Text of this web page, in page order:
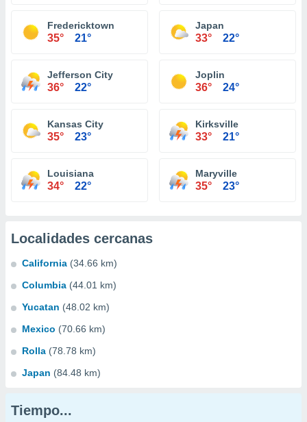
Fredericktown
35° 21°
Japan
33° 22°
Jefferson City
36° 22°
Joplin
36° 24°
Kansas City
35° 23°
Kirksville
33° 21°
Louisiana
34° 22°
Maryville
35° 23°
Localidades cercanas
California (34.66 km)
Columbia (44.01 km)
Yucatan (48.02 km)
Mexico (70.66 km)
Rolla (78.78 km)
Japan (84.48 km)
Tiempo...